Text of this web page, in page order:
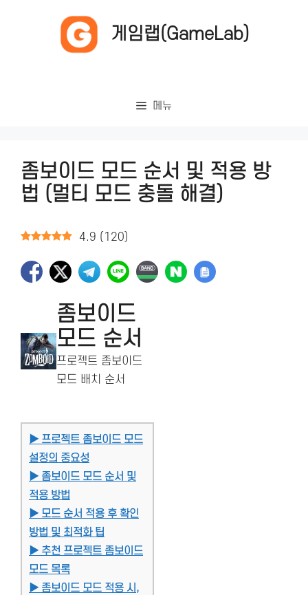
게임랩(GameLab)
메뉴
좀보이드 모드 순서 및 적용 방
법 (멀티 모드 충돌 해결)
4.9 ( 120)
좀보이드
모드 순서
프로젝트 좀보이드
모드 배치 순서
▶ 프로젝트 좀보이드 모드
설정의 중요성
▶ 좀보이드 모드 순서 및
적용 방법
▶ 모드 순서 적용 후 확인
방법 및 최적화 팁
▶ 추천 프로젝트 좀보이드
모드 목록
▶ 좀보이드 모드 적용 시,